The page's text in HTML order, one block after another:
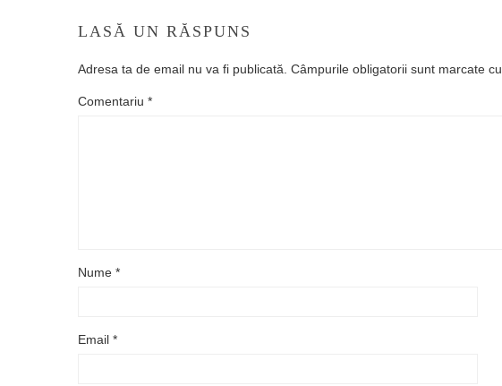
LASĂ UN RĂSPUNS
Adresa ta de email nu va fi publicată. Câmpurile obligatorii sunt marcate cu
Comentariu *
Nume *
Email *